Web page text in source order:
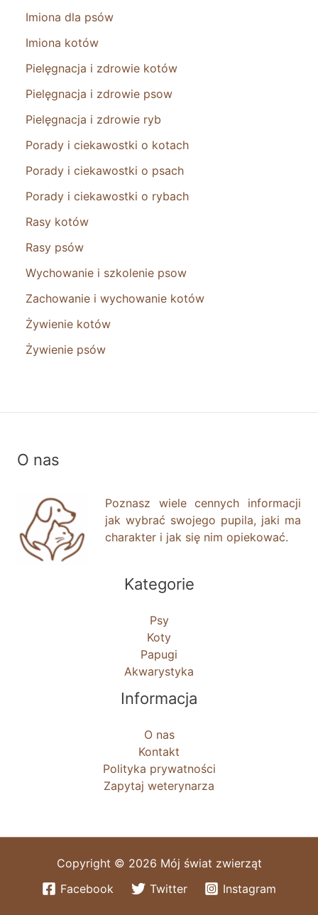
Imiona dla psów
Imiona kotów
Pielęgnacja i zdrowie kotów
Pielęgnacja i zdrowie psow
Pielęgnacja i zdrowie ryb
Porady i ciekawostki o kotach
Porady i ciekawostki o psach
Porady i ciekawostki o rybach
Rasy kotów
Rasy psów
Wychowanie i szkolenie psow
Zachowanie i wychowanie kotów
Żywienie kotów
Żywienie psów
O nas
Poznasz wiele cennych informacji
jak wybrać swojego pupila, jaki ma
charakter i jak się nim opiekować.
Kategorie
Psy
Koty
Papugi
Akwarystyka
Informacja
O nas
Kontakt
Polityka prywatności
Zapytaj weterynarza
Copyright © 2026 Mój świat zwierząt
Facebook
Twitter Instagram